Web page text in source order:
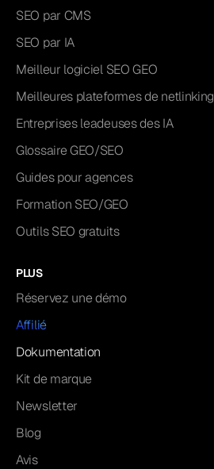
SEO par CMS
SEO par IA
Meilleur logiciel SEO GEO
Meilleures plateformes de netlinking
Entreprises leadeuses des IA
Glossaire GEO/SEO
Guides pour agences
Formation SEO/GEO
Outils SEO gratuits
PLUS
Réservez une démo
Affilié
Dokumentation
Kit de marque
Newsletter
Blog
Avis